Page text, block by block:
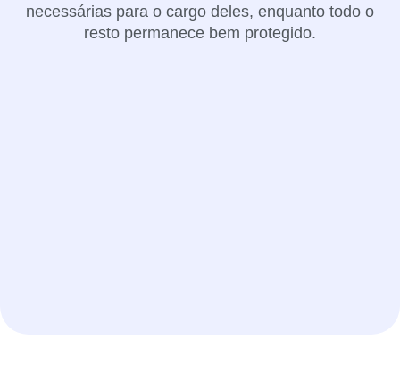
necessárias para o cargo deles, enquanto todo o
resto permanece bem protegido.